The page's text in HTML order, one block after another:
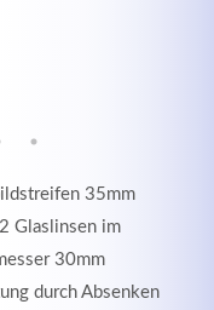
35mm
Glaslinsen im
30mm
durch Absenken